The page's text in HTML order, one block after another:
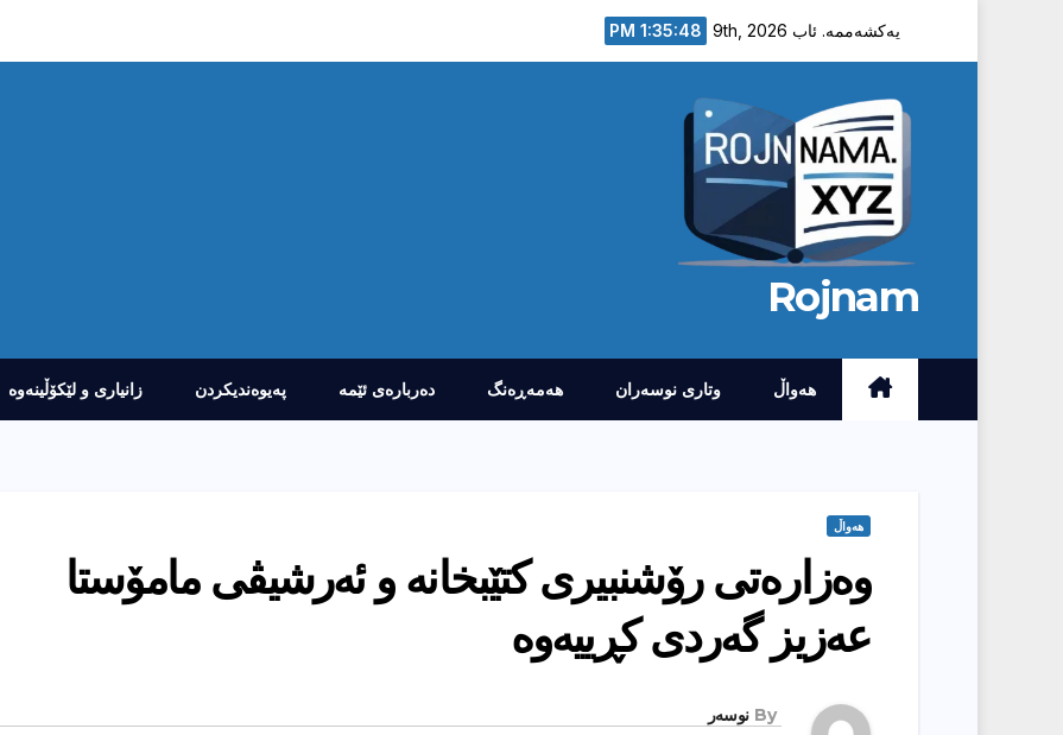
یەکشەممە. ئاب 9th, 2026 1:35:48 PM
Rojnam
هەواڵ وتارى نوسەران هەمەڕەنگ دەربارەى ئێمە پەیوەندیکردن زانیارى و لێکۆڵینەوە
هەواڵ
وه‌زاره‌تی رۆشنبیری كتێبخانه‌ و ئه‌رشیڤی مامۆستا
عه‌زیز گه‌ردی كڕییه‌وه‌
By نوسەر